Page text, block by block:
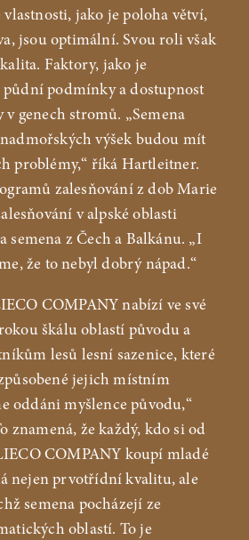
jako je poloha větví,
jsou optimální. Svou roli však
Faktory, jako je
půdní podmínky a dostupnost
v genech stromů. „Semena
výšek budou mít
problémy,“ říká Hartleitner.
zalesňování z dob Marie
v alpské oblasti
semena z Čech a Balkánu. „I
že to nebyl dobrý nápad.“
COMPANY nabízí ve své
škálu oblastí původu a
lesů lesní sazenice, které
jejich místním
oddáni myšlence původu,“
znamená, že každý, kdo si od
COMPANY koupí mladé
nejen prvotřídní kvalitu, ale
semena pocházejí ze
oblastí. To je